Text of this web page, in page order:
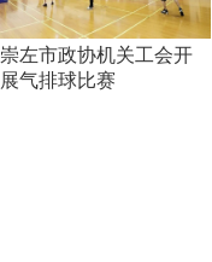
崇左市政协机关工会开
展气排球比赛